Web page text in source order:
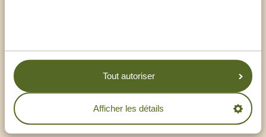
Tout autoriser
Afficher les détails
NOS SPÉCIALISTES SONT LÀ POUR VOUS
AIDER